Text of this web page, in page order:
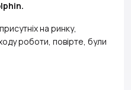
на ринку,
роботи, повірте, були